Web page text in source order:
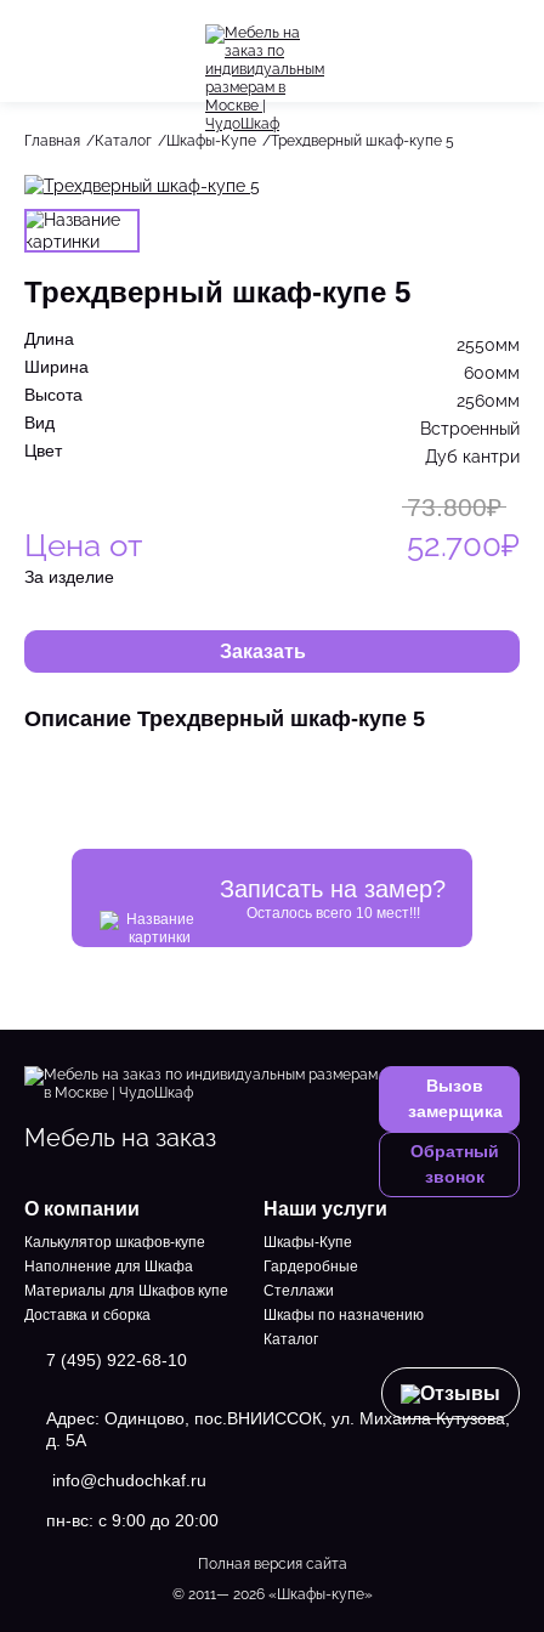
Весь раздел
Шкафы-Купе
Стеллажи
Детское
Весь раздел
Акции
Главная Каталог Шкафы-Купе Трехдверный шкаф-купе 5
Трехдверный шкаф-купе 5
Длина
2550мм
Ширина
600мм
Высота
2560мм
Вид
Встроенный
Цвет
Дуб кантри
Цена от
73.800₽
52.700₽
За изделие
Заказать
Описание Трехдверный шкаф-купе 5
Записать на замер?
Осталось всего 10 мест!!!
Мебель на заказ
Вызов
замерщика
Обратный
звонок
О компании
Калькулятор шкафов-купе
Наполнение для Шкафа
Материалы для Шкафов купе
Доставка и сборка
Отзывы
Наши услуги
Шкафы-Купе
Гардеробные
Стеллажи
Шкафы по назначению
Каталог
7 (495) 922-68-10
Адрес: Одинцово, пос.ВНИИССОК, ул. Михаила Кутузова,
д. 5А
info@chudochkaf.ru
пн-вс: с 9:00 до 20:00
Полная версия сайта
© 2011— 2026 «Шкафы-купе»